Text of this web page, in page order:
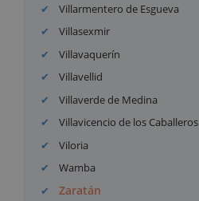
Villarmentero de Esgueva
Villasexmir
Villavaquerín
Villavellid
Villaverde de Medina
Villavicencio de los Caballeros
Viloria
Wamba
Zaratán